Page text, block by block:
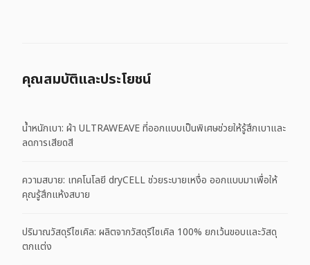
คุณสมบัติและประโยชน์
น้ำหนักเบา: ผ้า ULTRAWEAVE ที่ออกแบบเป็นพิเศษช่วยให้รู้สึกเบาและ
ลดการเสียดสี
ความสบาย: เทคโนโลยี dryCELL ช่วยระบายเหงื่อ ออกแบบมาเพื่อให้
คุณรู้สึกแห้งสบาย
ปริมาณวัสดุรีไซเคิล: ผลิตจากวัสดุรีไซเคิล 100% ยกเว้นขอบและวัสดุ
ตกแต่ง